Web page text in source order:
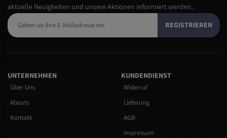
aktuelle Neuigkeiten und unsere Aktionen informiert werden..
REGISTRIEREN
UNTERNEHMEN
Über Uns
Abouts
Kontakt
KUNDENDIENST
Widerruf
Lieferung
AGB
Impressum